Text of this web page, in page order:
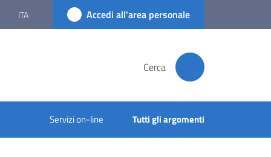
ITA Accedi all'area personale
Cerca
Servizi on-line Tutti gli argomenti